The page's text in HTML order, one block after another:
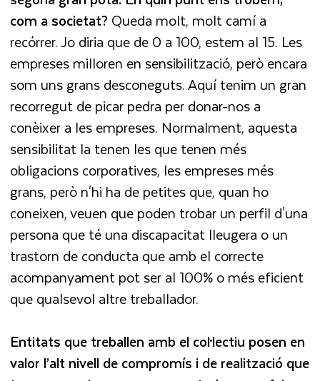
com a societat? Queda molt, molt camí a
recórrer. Jo diria que de 0 a 100, estem al 15. Les
empreses milloren en sensibilització, però encara
som uns grans desconeguts. Aquí tenim un gran
recorregut de picar pedra per donar-nos a
conèixer a les empreses. Normalment, aquesta
sensibilitat la tenen les que tenen més
obligacions corporatives, les empreses més
grans, però n'hi ha de petites que, quan ho
coneixen, veuen que poden trobar un perfil d'una
persona que té una discapacitat lleugera o un
trastorn de conducta que amb el correcte
acompanyament pot ser al 100% o més eficient
que qualsevol altre treballador.
Entitats que treballen amb el col·lectiu posen en
valor l’alt nivell de compromís i de realització que